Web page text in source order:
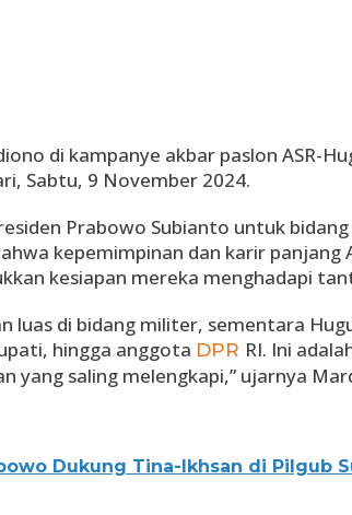
di kampanye akbar paslon ASR-
Sabtu, 9 November 2024.
Prabowo Subianto untuk
kepemimpinan dan karir panjang
kesiapan mereka menghadapi
luas di bidang militer, sementara
hingga anggota DPR RI. Ini
yang saling melengkapi,” ujarnya
Dukung Tina-Ikhsan di Pilgub